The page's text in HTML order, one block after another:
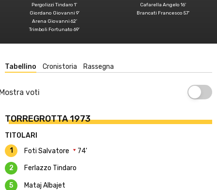
Pergolizzi Tindaro 1'
Giordano Giovanni 9'
Arena Giovanni 62'
Trimboli Fortunato 69'
Cafarella Angelo 16'
Brancati Francesco 57'
Tabellino Cronistoria Rassegna
voti
TORREGROTTA 1973
TITOLARI
1
Foti Salvatore 74'
2 Ferlazzo Tindaro
5 Mataj Albajet